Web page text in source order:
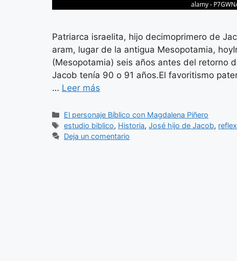
Patriarca israelita, hijo decimoprimero de
aram, lugar de la antigua Mesopotamia,
(Mesopotamia) seis años antes del retorno
Jacob tenía 90 o 91 años.El favoritismo
… Leer más
Categorías
El personaje Bíblico con Magdalena Piñero
Etiquetas
estudio biblico, Historia,José hijo de Jacob,
Deja un comentario